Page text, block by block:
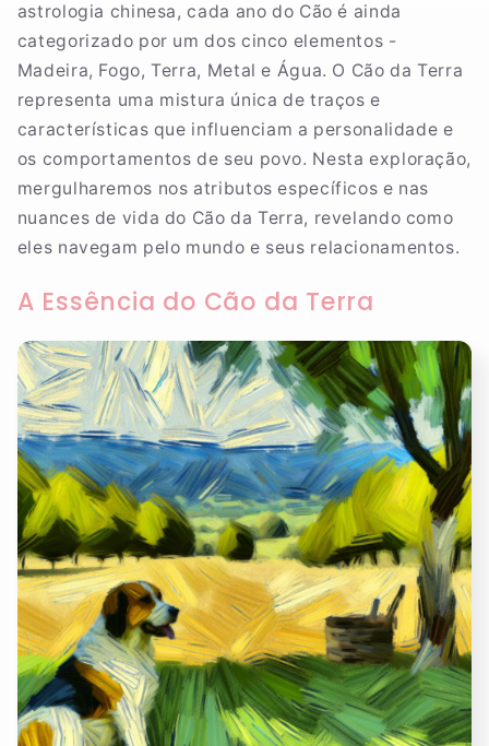
astrologia chinesa, cada ano do Cão é ainda
categorizado por um dos cinco elementos -
Madeira, Fogo, Terra, Metal e Água. O Cão da Terra
representa uma mistura única de traços e
características que influenciam a personalidade e
os comportamentos de seu povo. Nesta exploração,
mergulharemos nos atributos específicos e nas
nuances de vida do Cão da Terra, revelando como
eles navegam pelo mundo e seus relacionamentos.
A Essência do Cão da Terra